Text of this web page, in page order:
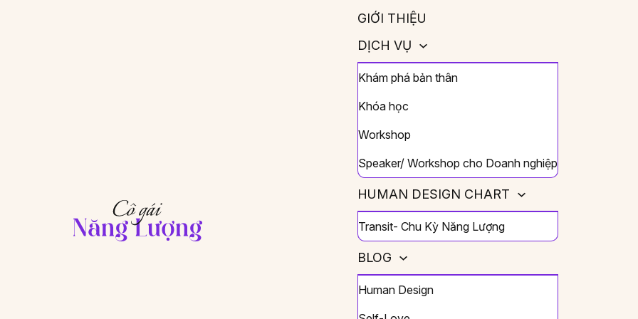
GIỚI THIỆU
DỊCH VỤ
Khám phá bản thân
Khóa học
Workshop
Speaker/ Workshop cho Doanh nghiệp
HUMAN DESIGN CHART
Transit- Chu Kỳ Năng Lượng
BLOG
Human Design